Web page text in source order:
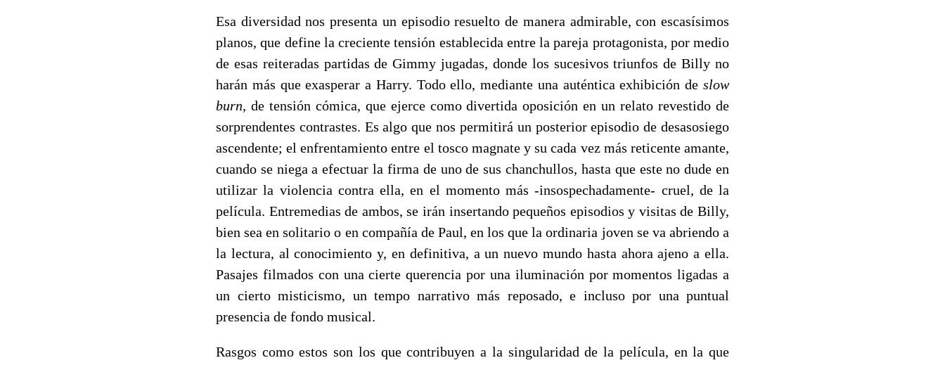
Esa diversidad nos presenta un episodio resuelto de manera admirable, con escasísimos
planos, que define la creciente tensión establecida entre la pareja protagonista, por medio
de esas reiteradas partidas de Gimmy jugadas, donde los sucesivos triunfos de Billy no
harán más que exasperar a Harry. Todo ello, mediante una auténtica exhibición de slow
burn, de tensión cómica, que ejerce como divertida oposición en un relato revestido de
sorprendentes contrastes. Es algo que nos permitirá un posterior episodio de desasosiego
ascendente; el enfrentamiento entre el tosco magnate y su cada vez más reticente amante,
cuando se niega a efectuar la firma de uno de sus chanchullos, hasta que este no dude en
utilizar la violencia contra ella, en el momento más -insospechadamente- cruel, de la
película. Entremedias de ambos, se irán insertando pequeños episodios y visitas de Billy,
bien sea en solitario o en compañía de Paul, en los que la ordinaria joven se va abriendo a
la lectura, al conocimiento y, en definitiva, a un nuevo mundo hasta ahora ajeno a ella.
Pasajes filmados con una cierte querencia por una iluminación por momentos ligadas a
un cierto misticismo, un tempo narrativo más reposado, e incluso por una puntual
presencia de fondo musical.
Rasgos como estos son los que contribuyen a la singularidad de la película, en la que